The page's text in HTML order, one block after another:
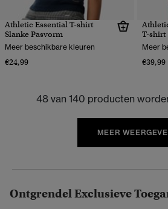
Athletic Essential T-shirt
Slanke Pasvorm
Meer beschikbare kleuren
€24,99
T-shirt
Meer
€39,99
48 van 140 producten
MEER
Ontgrendel Exclusieve